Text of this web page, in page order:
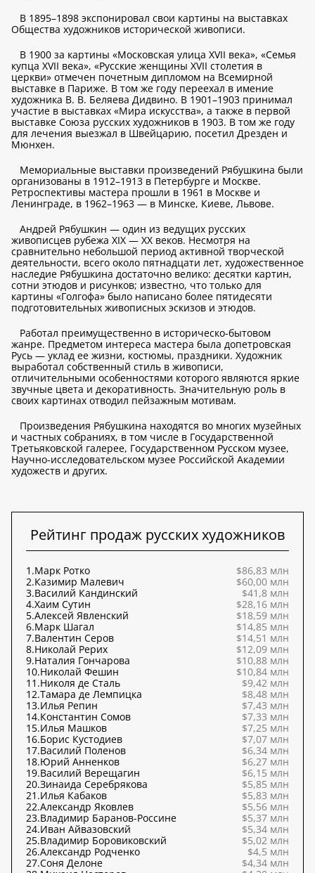
В 1895–1898 экспонировал свои картины на выставках
Общества художников исторической живописи.
В 1900 за картины «Московская улица XVII века», «Семья
купца XVII века», «Русские женщины XVII столетия в
церкви» отмечен почетным дипломом на Всемирной
выставке в Париже. В том же году переехал в имение
художника В. В. Беляева Дидвино. В 1901–1903 принимал
участие в выставках «Мира искусства», а также в первой
выставке Союза русских художников в 1903. В том же году
для лечения выезжал в Швейцарию, посетил Дрезден и
Мюнхен.
Мемориальные выставки произведений Рябушкина были
организованы в 1912–1913 в Петербурге и Москве.
Ретроспективы мастера прошли в 1961 в Москве и
Ленинграде, в 1962–1963 — в Минске, Киеве, Львове.
Андрей Рябушкин — один из ведущих русских
живописцев рубежа XIX — XX веков. Несмотря на
сравнительно небольшой период активной творческой
деятельности, всего около пятнадцати лет, художественное
наследие Рябушкина достаточно велико: десятки картин,
сотни этюдов и рисунков; известно, что только для
картины «Голгофа» было написано более пятидесяти
подготовительных живописных эскизов и этюдов.
Работал преимущественно в историческо-бытовом
жанре. Предметом интереса мастера была допетровская
Русь — уклад ее жизни, костюмы, праздники. Художник
выработал собственный стиль в живописи,
отличительными особенностями которого являются яркие
звучные цвета и декоративность. Значительную роль в
своих картинах отводил пейзажным мотивам.
Произведения Рябушкина находятся во многих музейных
и частных собраниях, в том числе в Государственной
Третьяковской галерее, Государственном Русском музее,
Научно-исследовательском музее Российской Академии
художеств и других.
Рейтинг продаж русских художников
1.Марк Ротко
$86,83 млн
2.Казимир Малевич
$60,00 млн
3.Василий Кандинский
$41,8 млн
4.Хаим Сутин
$28,16 млн
5.Алексей Явленский
$18,59 млн
6.Марк Шагал
$14,85 млн
7.Валентин Серов
$14,51 млн
8.Николай Рерих
$12,09 млн
9.Наталия Гончарова
$10,88 млн
10.Николай Фешин
$10,84 млн
11.Николя де Сталь
$9,42 млн
12.Тамара де Лемпицка
$8,48 млн
13.Илья Репин
$7,43 млн
14.Константин Сомов
$7,33 млн
15.Илья Машков
$7,25 млн
16.Борис Кустодиев
$7,07 млн
17.Василий Поленов
$6,34 млн
18.Юрий Анненков
$6,27 млн
19.Василий Верещагин
$6,15 млн
20.Зинаида Серебрякова
$5,85 млн
21.Илья Кабаков
$5,83 млн
22.Александр Яковлев
$5,56 млн
23.Владимир Баранов-Россине
$5,37 млн
24.Иван Айвазовский
$5,34 млн
25.Владимир Боровиковский
$5,02 млн
26.Александр Родченко
$4,5 млн
27.Соня Делоне
$4,34 млн